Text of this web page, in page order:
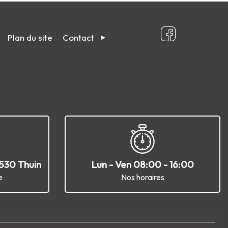
Plan du site Contact
Thuin Lun - Ven 08:00 - 16:00
Nos horaires